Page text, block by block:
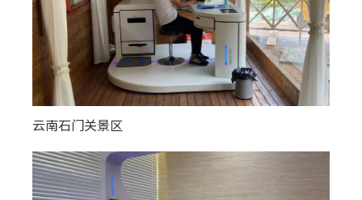
云南石门关景区